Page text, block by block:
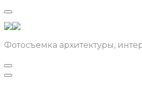
Фотосъемка архитектуры,